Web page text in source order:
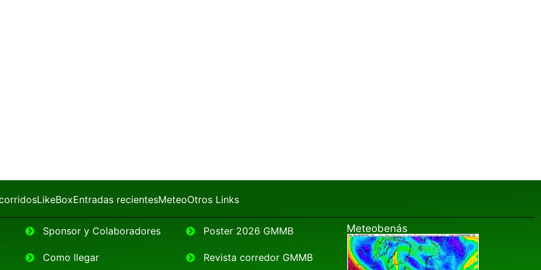
LikeBoxEntradas recientesMeteoOtros Links
Sponsor y Colaboradores
Como llegar
Poster 2026 GMMB
Revista corredor GMMB
Meteobenás